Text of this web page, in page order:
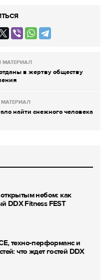
в жертву обществу
найти снежного человека
небом: как
DDX Fitness FEST
техно-перформанс и
что ждет гостей DDX